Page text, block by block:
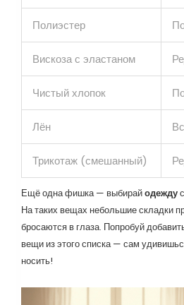
Полиэстер
Вискоза с эластаном
Чистый хлопок
Лён
Трикотаж (смешанный)
Ещё одна фишка — выбирайодежду
На таких вещах небольшие складки
бросаются в глаза. Попробуй
вещи из этого списка — сам
носить!